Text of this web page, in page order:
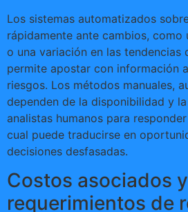
Los sistemas automatizados
rápidamente ante cambios, como
o una variación en las tendencias
permite apostar con información
riesgos. Los métodos manuales,
dependen de la disponibilidad y
analistas humanos para
cual puede traducirse en
decisiones desfasadas.
Costos asociados y
requerimientos de